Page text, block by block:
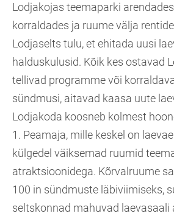
Lodjakojas teemaparki
korraldades ja ruume välja
Lodjaselts tulu, et ehitada uusi
halduskulusid. Kõik kes ostavad
tellivad programme või
sündmusi, aitavad kaasa uute
Lodjakoda koosneb kolmest
1. Peamaja, mille keskel on
külgedel väiksemad ruumid
atraktsioonidega. Kõrvalruume
100 in sündmuste läbiviimiseks,
seltskonnad mahuvad laevasaali